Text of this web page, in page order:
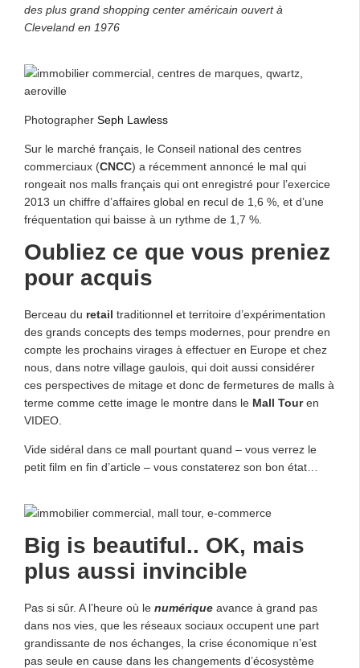
des plus grand shopping center américain ouvert à
Cleveland en 1976
Photographer Seph Lawless
Sur le marché français, le Conseil national des centres
commerciaux (CNCC) a récemment annoncé le mal qui
rongeait nos malls français qui ont enregistré pour l’exercice
2013 un chiffre d’affaires global en recul de 1,6 %, et d’une
fréquentation qui baisse à un rythme de 1,7 %.
Oubliez ce que vous preniez
pour acquis
Berceau du retail traditionnel et territoire d’expérimentation
des grands concepts des temps modernes, pour prendre en
compte les prochains virages à effectuer en Europe et chez
nous, dans notre village gaulois, qui doit aussi considérer
ces perspectives de mitage et donc de fermetures de malls à
terme comme cette image le montre dans le Mall Touren
VIDEO.
Vide sidéral dans ce mall pourtant quand – vous verrez le
petit film en fin d’article – vous constaterez son bon état…
Big is beautiful.. OK, mais
plus aussi invincible
Pas si sûr. A l’heure où le numérique avance à grand pas
dans nos vies, que les réseaux sociaux occupent une part
grandissante de nos échanges, la crise économique n’est
pas seule en cause dans les changements d’écosystème